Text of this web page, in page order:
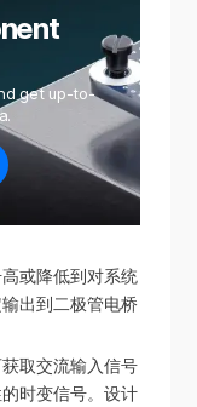
get up-to-
或降低到对系统
出到二极管电桥
取交流输入信号
时变信号。设计